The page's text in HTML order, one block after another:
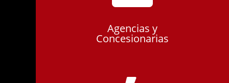
Agencias y
Concesionarias